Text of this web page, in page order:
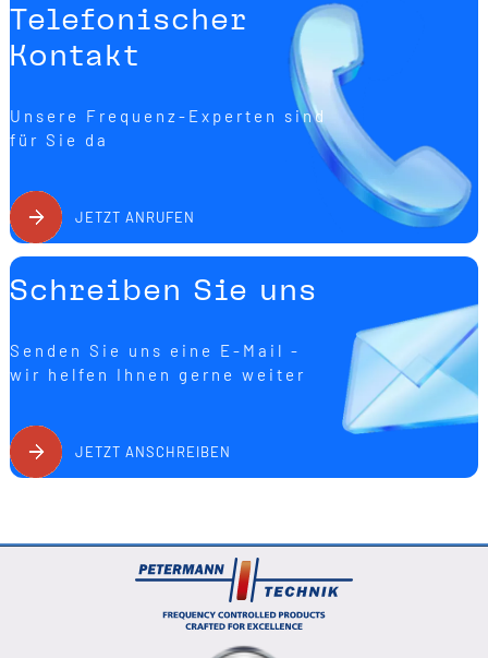
Telefonischer
Kontakt
Unsere Frequenz-Experten sind
für Sie da
JETZT ANRUFEN
Schreiben Sie uns
Senden Sie uns eine E-Mail -
wir helfen Ihnen gerne weiter
JETZT ANSCHREIBEN